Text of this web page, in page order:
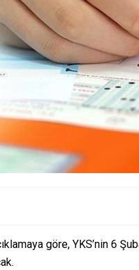
göre, YKS’nin 6